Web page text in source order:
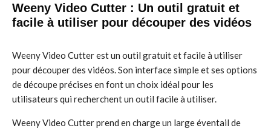
Weeny Video Cutter : Un outil gratuit et
facile à utiliser pour découper des vidéos
Weeny Video Cutter est un outil gratuit et facile à utiliser
pour découper des vidéos. Son interface simple et ses options
de découpe précises en font un choix idéal pour les
utilisateurs qui recherchent un outil facile à utiliser.
Weeny Video Cutter prend en charge un large éventail de